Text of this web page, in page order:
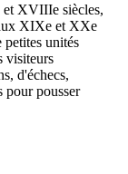
et XVIIIe siècles,
XIXe et XXe
petites unités
visiteurs
d'échecs,
pour pousser